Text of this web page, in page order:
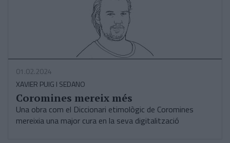
01.02.2024
XAVIER PUIG I SEDANO
Coromines mereix més
Una obra com el Diccionari etimològic de Coromines
mereixia una major cura en la seva digitalització